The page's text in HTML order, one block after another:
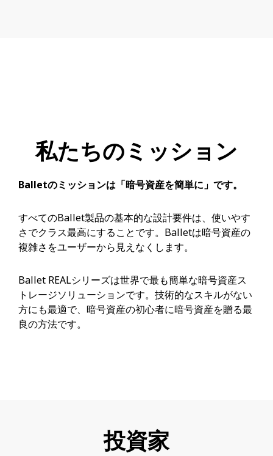
私たちのミッション
Balletのミッションは「暗号資産を簡単に」です。
すべてのBallet製品の基本的な設計要件は、使いやす
さでクラス最高にすることです。Balletは暗号資産の
複雑さをユーザーから見えなくします。
Ballet REALシリーズは世界で最も簡単な暗号資産ス
トレージソリューションです。技術的なスキルがない
方にも最適で、暗号資産の初心者に暗号資産を贈る最
良の方法です。
投資家